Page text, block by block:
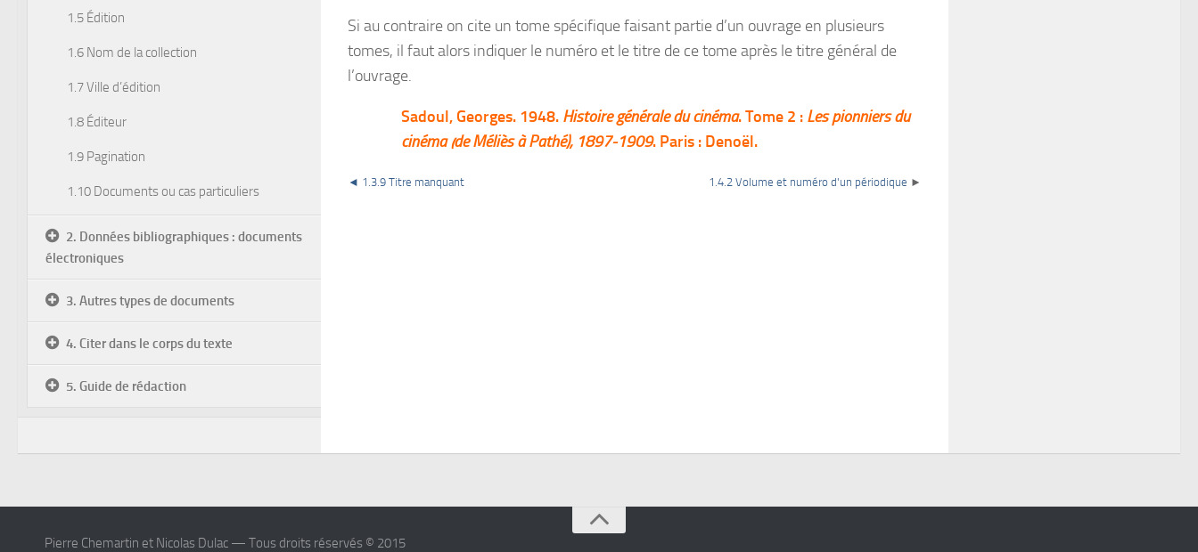
Si au contraire on cite un tome spécifique faisant partie d’un ouvrage en plusieurs
tomes, il faut alors indiquer le numéro et le titre de ce tome après le titre général de
l’ouvrage.
Sadoul, Georges. 1948. Histoire générale du cinéma. Tome 2 : Les pionniers du
cinéma (de Méliès à Pathé), 1897-1909. Paris : Denoël.
◄ 1.3.9 Titre manquant 1.4.2 Volume et numéro d'un périodique ►
1.5 Édition
1.6 Nom de la collection
1.7 Ville d’édition
1.8 Éditeur
1.9 Pagination
1.10 Documents ou cas particuliers
2. Données bibliographiques : documents
électroniques
3. Autres types de documents
4. Citer dans le corps du texte
5. Guide de rédaction
Pierre Chemartin et Nicolas Dulac — Tous droits réservés © 2015